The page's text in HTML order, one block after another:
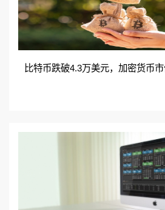
扫码加入QQ群免费领
在线咨询
比特币跌破4.3万美元，加密货币